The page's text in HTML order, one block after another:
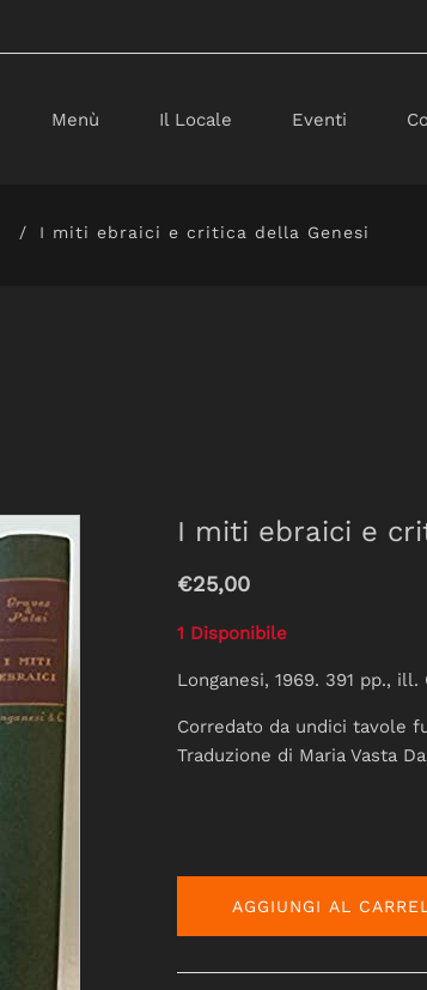
Menù Il Locale Eventi
I miti ebraici e critica della Genesi
I miti ebraici e
€25,00
1 Disponibile
Longanesi, 1969. 391 pp., ill.
Corredato da undici tavole
Traduzione di Maria Vasta
AGGIUNGI AL